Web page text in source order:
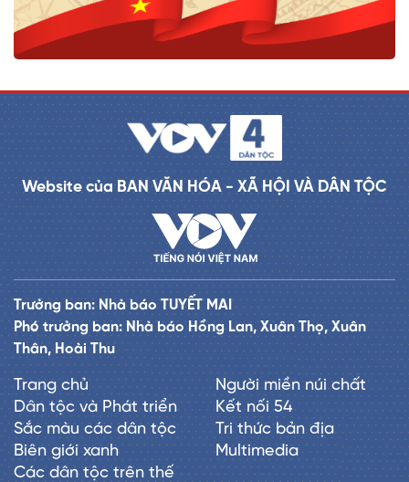
Website của BAN VĂN HÓA - XÃ HỘI VÀ DÂN TỘC
Trưởng ban: Nhà báo TUYẾT MAI
Phó trưởng ban: Nhà báo Hồng Lan, Xuân Thọ, Xuân
Thân, Hoài Thu
Trang chủ
Dân tộc và Phát triển
Sắc màu các dân tộc
Biên giới xanh
Các dân tộc trên thế
Người miền núi chất
Kết nối 54
Tri thức bản địa
Multimedia